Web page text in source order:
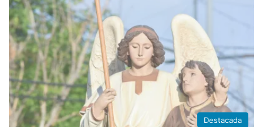
Destacada